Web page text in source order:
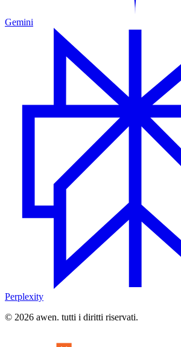
Gemini
Perplexity
© 2026 awen. tutti i diritti riservati.